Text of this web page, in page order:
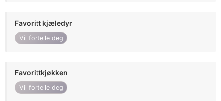
Favoritt kjæledyr
Vil fortelle deg
Favorittkjøkken
Vil fortelle deg